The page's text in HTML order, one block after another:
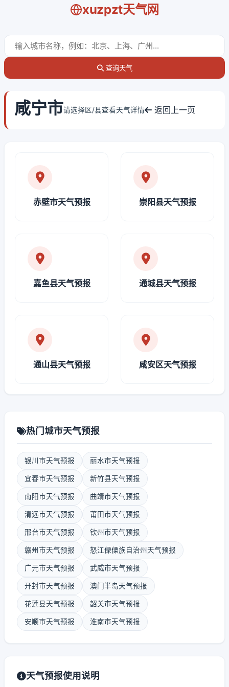
xuzpzt天气网
查询天气
咸宁市请选择区/县查看天气详情 返回上一页
赤壁市天气预报 崇阳县天气预报
嘉鱼县天气预报 通城县天气预报
通山县天气预报 咸安区天气预报
热门城市天气预报
银川市天气预报 丽水市天气预报
宜春市天气预报 新竹县天气预报
南阳市天气预报 曲靖市天气预报
清远市天气预报 莆田市天气预报
邢台市天气预报 钦州市天气预报
赣州市天气预报 怒江傈僳族自治州天气预报
广元市天气预报 武威市天气预报
开封市天气预报 澳门半岛天气预报
花莲县天气预报 韶关市天气预报
安顺市天气预报 淮南市天气预报
天气预报使用说明